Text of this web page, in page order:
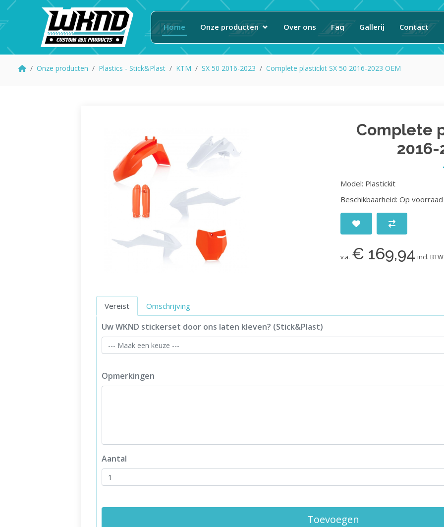
Home Onze producten Over ons Faq Gallerij Contact
Onze producten Plastics - Stick&Plast KTM SX 50 2016-2023 Complete plastickit SX 50 2016-2023 OEM
Complete
2016-
Model: Plastickit
Beschikbaarheid: Op voorraad
v.a. € 169,94 incl. BTW
Vereist Omschrijving
Uw WKND stickerset door ons laten kleven? (Stick&Plast)
Opmerkingen
Aantal
Toevoegen